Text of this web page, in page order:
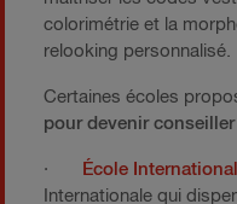
colorimétrie et la
relooking personnalisé.
Certaines écoles
pour devenir
· École
Internationale qui